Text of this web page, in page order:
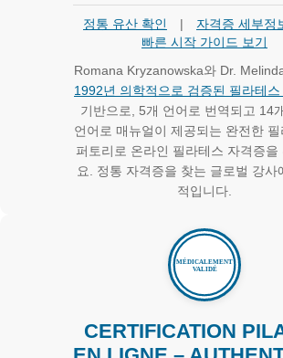
정통 유산 확인 | 자격증 세부정
빠른 시작 가이드 보기
Romana Kryzanowska와 Dr.
1992년 의학적으로 검증된 필라테스
기반으로, 5개 언어로 번역되고 14
언어로 매뉴얼이 제공되는 완전한 필
퍼토리로 온라인 필라테스 자격증을
요. 정통 자격증을 찾는 글로벌 강사
적입니다.
CERTIFICATION